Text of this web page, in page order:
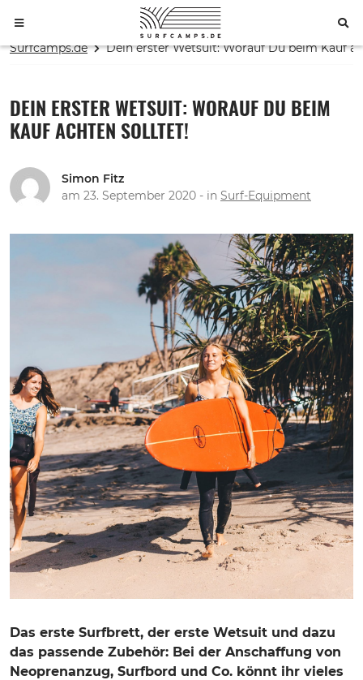
Surfcamps.de Dein erster Wetsuit: Worauf Du beim Kauf
DEIN ERSTER WETSUIT: WORAUF DU BEIM
KAUF ACHTEN SOLLTET!
Simon Fitz
am 23. September 2020 - in Surf-Equipment
Das erste Surfbrett, der erste Wetsuit und dazu
das passende Zubehör: Bei der Anschaffung von
Neoprenanzug, Surfbord und Co. könnt ihr vieles